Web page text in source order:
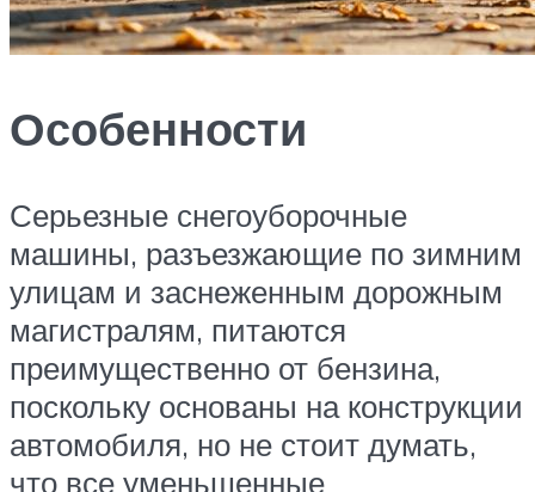
Особенности
Серьезные снегоуборочные
машины, разъезжающие по зимним
улицам и заснеженным дорожным
магистралям, питаются
преимущественно от бензина,
поскольку основаны на конструкции
автомобиля, но не стоит думать,
что все уменьшенные